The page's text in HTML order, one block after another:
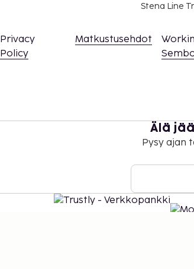
Stena Line
Privacy
Policy
Matkustusehdot
Älä
Pysy ajan